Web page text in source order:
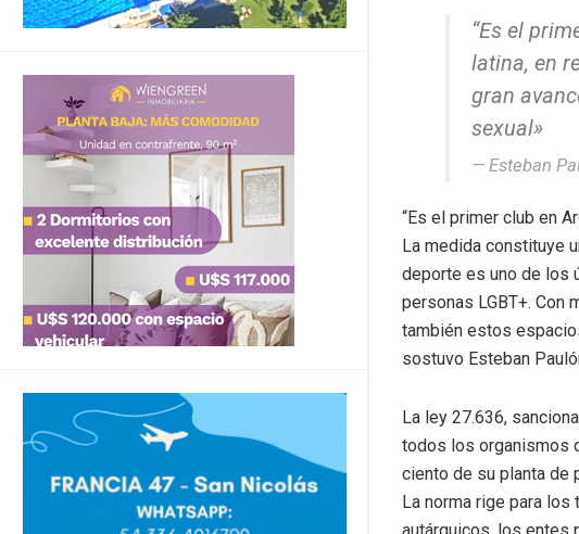
“Es el
latina, en
gran
sexual»
Esteban
“Es el primer club en
La medida constituye
deporte es uno de los
personas LGBT+. Con
también estos
sostuvo Esteban
La ley 27.636,
todos los organismos
ciento de su planta de
La norma rige para